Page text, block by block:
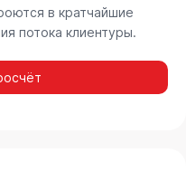
в кратчайшие
потока клиентуры.